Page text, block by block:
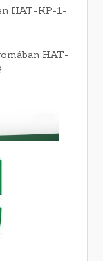
HAT-KP-1-
HAT-